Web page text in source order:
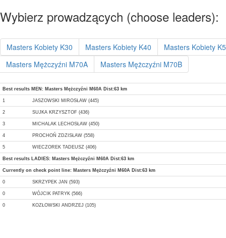
Wybierz prowadzących (choose leaders):
Masters Kobiety K30 Masters Kobiety K40
Masters Kobiety
Masters Mężczyźni M70A
Masters Mężczyźni M70B
Best results MEN: Masters Mężczyźni M60A Dist:63 km
1 JASZOWSKI MIROSŁAW (445)
2 SUJKA KRZYSZTOF (436)
3 MICHALAK LECHOSŁAW (450)
4 PROCHOŃ ZDZISŁAW (558)
5 WIECZOREK TADEUSZ (406)
Best results LADIES: Masters Mężczyźni M60A Dist:63 km
Currently on check point line: Masters Mężczyźni M60A Dist:63 km
0 SKRZYPEK JAN (593)
0 WÓJCIK PATRYK (566)
0 KOZŁOWSKI ANDRZEJ (105)